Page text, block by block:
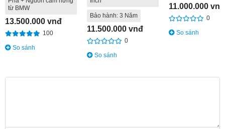
từ BMW
13.500.000 vnđ
100
So sánh
Bảo hành: 3 Năm
11.500.000 vnđ
0
So sánh
11.000.000 vnđ
0
So sánh